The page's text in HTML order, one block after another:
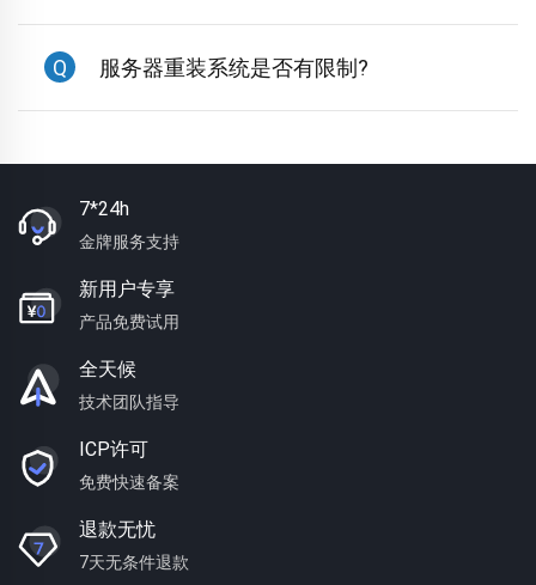
Q 服务器重装系统是否有限制?
7*24h
金牌服务支持
新用户专享
产品免费试用
全天候
技术团队指导
ICP许可
免费快速备案
退款无忧
7天无条件退款